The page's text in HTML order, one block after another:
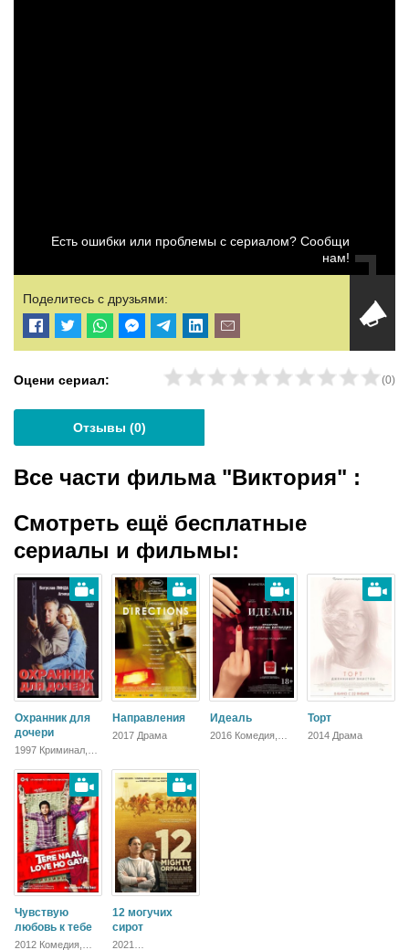
Есть ошибки или проблемы с сериалом? Сообщи
нам!
Поделитесь с друзьями:
Оцени сериал: (0)
Отзывы (0)
Все части фильма "Виктория" :
Смотреть ещё бесплатные
сериалы и фильмы:
Охранник для
дочери
1997 Криминал,
Мелодрама,
Драма
Направления
2017 Драма
Идеаль
2016 Комедия,
Торт
2014 Драма
Чувствую
любовь к тебе
2012 Комедия,
12 могучих
сирот
2021